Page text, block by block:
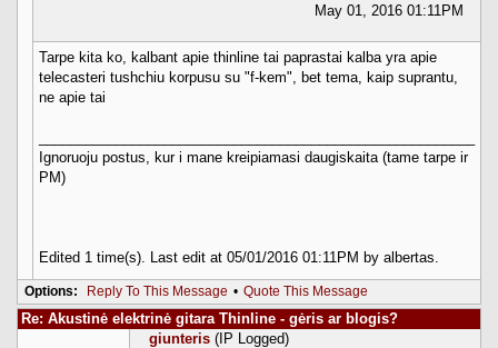
May 01, 2016 01:11PM
Tarpe kita ko, kalbant apie thinline tai paprastai kalba yra apie
telecasteri tushchiu korpusu su "f-kem", bet tema, kaip suprantu,
ne apie tai
Ignoruoju postus, kur i mane kreipiamasi daugiskaita (tame tarpe ir
PM)
Edited 1 time(s). Last edit at 05/01/2016 01:11PM by albertas.
Options: Reply To This Message • Quote This Message
Re: Akustinė elektrinė gitara Thinline - gėris ar blogis?
giunteris (IP Logged)